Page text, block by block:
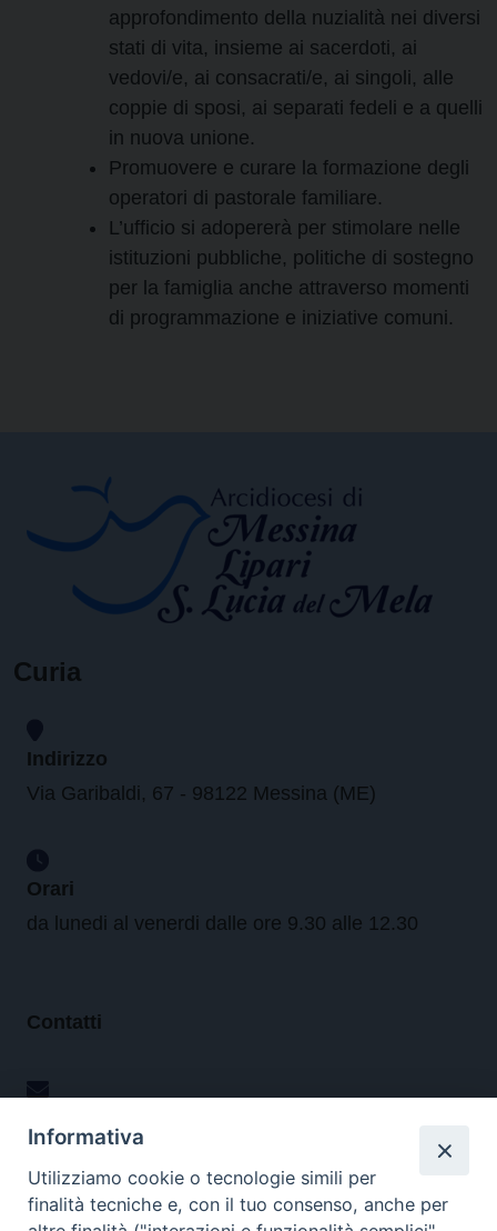
approfondimento della nuzialità nei diversi
stati di vita, insieme ai sacerdoti, ai
vedovi/e, ai consacrati/e, ai singoli, alle
coppie di sposi, ai separati fedeli e a quelli
in nuova unione.
Promuovere e curare la formazione degli
operatori di pastorale familiare.
L’ufficio si adopererà per stimolare nelle
istituzioni pubbliche, politiche di sostegno
per la famiglia anche attraverso momenti
di programmazione e iniziative comuni.
Curia
Indirizzo
Via Garibaldi, 67 - 98122 Messina (ME)
Orari
da lunedi al venerdi dalle ore 9.30 alle 12.30
Contatti
arcivescovo.messina@tin.it
Informativa
Utilizziamo cookie o tecnologie simili per
finalità tecniche e, con il tuo consenso, anche per